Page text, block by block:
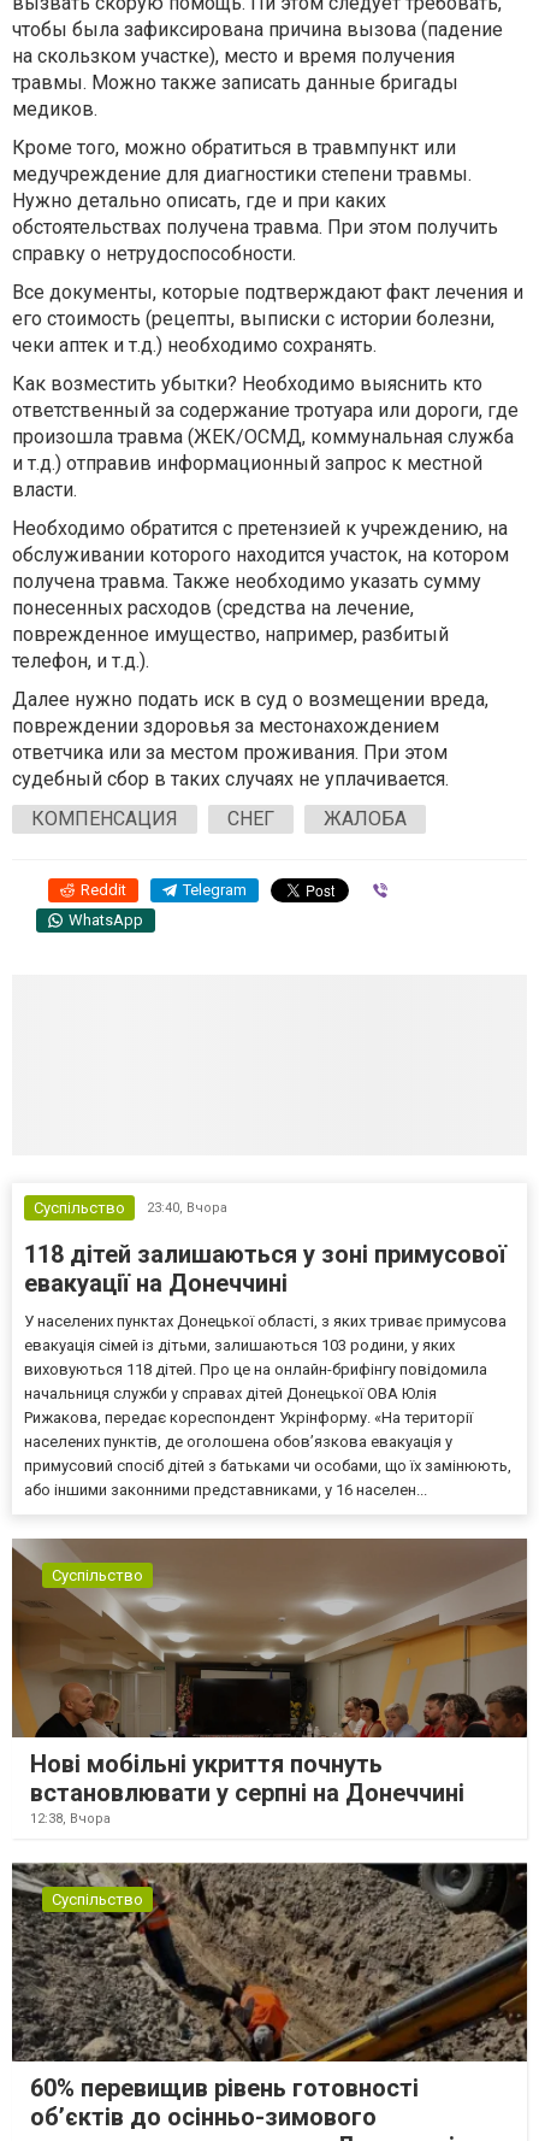
чтобы была зафиксирована причина вызова (падение
на скользком участке), место и время получения
травмы. Можно также записать данные бригады
медиков.
Кроме того, можно обратиться в травмпункт или
медучреждение для диагностики степени травмы.
Нужно детально описать, где и при каких
обстоятельствах получена травма. При этом получить
справку о нетрудоспособности.
Все документы, которые подтверждают факт лечения и
его стоимость (рецепты, выписки с истории болезни,
чеки аптек и т.д.) необходимо сохранять.
Как возместить убытки? Необходимо выяснить кто
ответственный за содержание тротуара или дороги, где
произошла травма (ЖЕК/ОСМД, коммунальная служба
и т.д.) отправив информационный запрос к местной
власти.
Необходимо обратится с претензией к учреждению, на
обслуживании которого находится участок, на котором
получена травма. Также необходимо указать сумму
понесенных расходов (средства на лечение,
поврежденное имущество, например, разбитый
телефон, и т.д.).
Далее нужно подать иск в суд о возмещении вреда,
повреждении здоровья за местонахождением
ответчика или за местом проживания. При этом
судебный сбор в таких случаях не уплачивается.
КОМПЕНСАЦИЯ
СНЕГ ЖАЛОБА
Reddit Telegram
WhatsApp
Суспільство 23:40, Вчора
118 дітей залишаються у зоні примусової
евакуації на Донеччині
У населених пунктах Донецької області, з яких триває примусова
евакуація сімей із дітьми, залишаються 103 родини, у яких
виховуються 118 дітей. Про це на онлайн-брифінгу повідомила
начальниця служби у справах дітей Донецької ОВА Юлія
Рижакова, передає кореспондент Укрінформу. «На території
населених пунктів, де оголошена обов’язкова евакуація у
примусовий спосіб дітей з батьками чи особами, що їх замінюють,
або іншими законними представниками, у 16 населен...
Суспільство
Нові мобільні укриття почнуть
встановлювати у серпні на Донеччині
12:38, Вчора
Суспільство
60% перевищив рівень готовності
об’єктів до осінньо-зимового